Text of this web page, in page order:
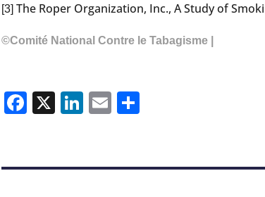
[3] The Roper Organization, Inc., A Study of
©Comité National Contre le Tabagisme |
Facebook
X LinkedIn
Email